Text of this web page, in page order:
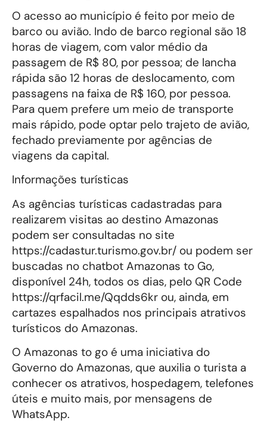
O acesso ao município é feito por meio de
barco ou avião. Indo de barco regional são 18
horas de viagem, com valor médio da
passagem de R$ 80, por pessoa; de lancha
rápida são 12 horas de deslocamento, com
passagens na faixa de R$ 160, por pessoa.
Para quem prefere um meio de transporte
mais rápido, pode optar pelo trajeto de avião,
fechado previamente por agências de
viagens da capital.
Informações turísticas
As agências turísticas cadastradas para
realizarem visitas ao destino Amazonas
podem ser consultadas no site
https://cadastur.turismo.gov.br/ ou podem ser
buscadas no chatbot Amazonas to Go,
disponível 24h, todos os dias, pelo QR Code
https://qrfacil.me/Qqdds6kr ou, ainda, em
cartazes espalhados nos principais atrativos
turísticos do Amazonas.
O Amazonas to go é uma iniciativa do
Governo do Amazonas, que auxilia o turista a
conhecer os atrativos, hospedagem, telefones
úteis e muito mais, por mensagens de
WhatsApp.